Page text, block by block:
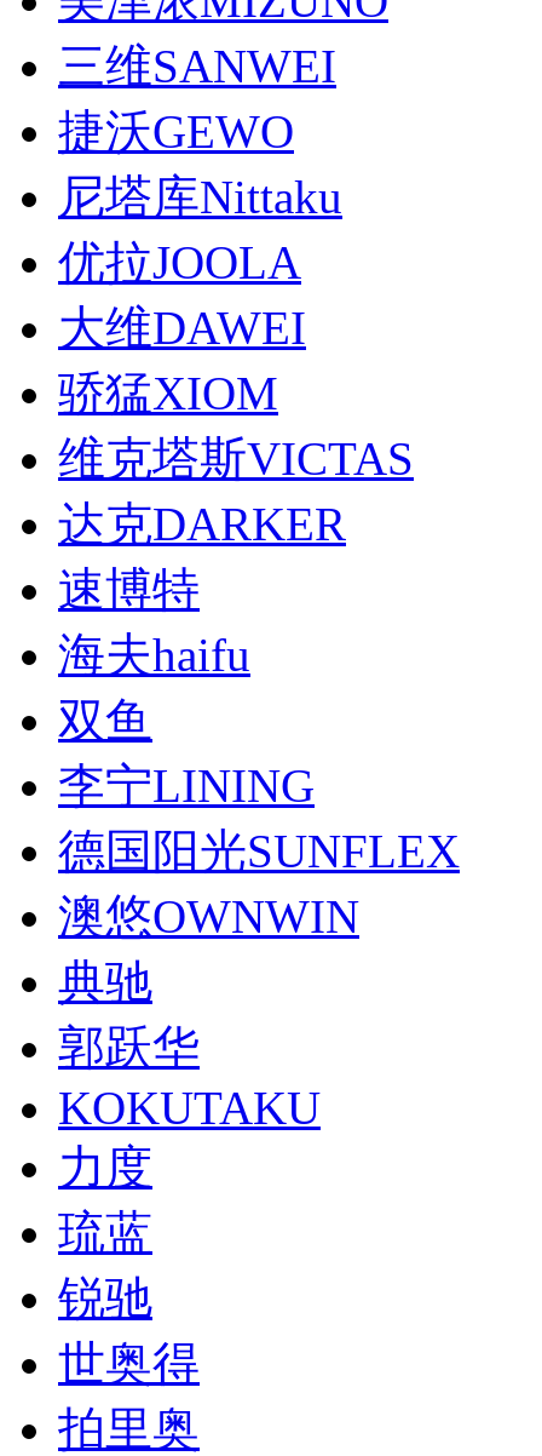
三维SANWEI
捷沃GEWO
尼塔库Nittaku
优拉JOOLA
大维DAWEI
骄猛XIOM
维克塔斯VICTAS
达克DARKER
速博特
海夫haifu
双鱼
李宁LINING
德国阳光SUNFLEX
澳悠OWNWIN
典驰
郭跃华
KOKUTAKU
力度
琉蓝
锐驰
世奥得
拍里奥